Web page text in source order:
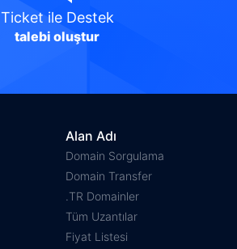
Ticketile Destek
talebi oluştur
Alan Adı
Domain Sorgulama
Domain Transfer
.TR Domainler
Tüm Uzantılar
Fiyat Listesi